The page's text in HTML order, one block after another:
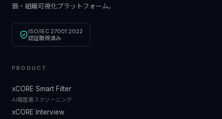
価・組織可視化プラットフォーム。
ISO/IEC 27001:2022
認証取得済み
PRODUCT
xCORE Smart Filter
AI履歴書スクリーニング
xCORE Interview